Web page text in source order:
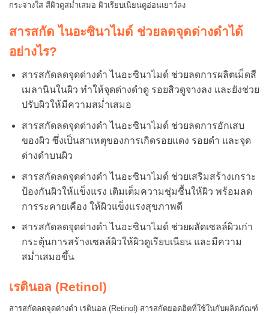
กระจ่างใส สีผิวดูสม่ำเสมอ ผิวเรียบเนียนดูอ่อนเยาว์ลง
สารสกัด ไนอะซินาไมด์ ช่วยลดจุดด่างดำได้
อย่างไร?
สารสกัดลดจุดด่างดำ ไนอะซินาไมด์ ช่วยลดการผลิตเม็ดสี
เมลานินในผิว ทำให้จุดด่างดำดู รอยสิวดูจางลง และยังช่วย
ปรับผิวให้มีความสม่ำเสมอ
สารสกัดลดจุดด่างดำ ไนอะซินาไมด์ ช่วยลดการอักเสบ
ของผิว ซึ่งเป็นสาเหตุของการเกิดรอยแดง รอยดำ และจุด
ด่างดำบนผิว
สารสกัดลดจุดด่างดำ ไนอะซินาไมด์ ช่วยเสริมสร้างเกราะ
ป้องกันผิวให้แข็งแรง เติมเต็มความชุ่มชื้นให้ผิว พร้อมลด
การระคายเคือง ให้ผิวแข็งแรงสุขภาพดี
สารสกัดลดจุดด่างดำ ไนอะซินาไมด์ ช่วยผลัดเซลล์ผิวเก่า
กระตุ้นการสร้างเซลล์ผิวให้ผิวดูเรียบเนียน และมีความ
สม่ำเสมอขึ้น
เรตินอล (Retinol)
สารสกัดลดจุดด่างดำ เรตินอล (Retinol) สารสกัดยอดฮิตที่ใช้ในกับผลิตภัณฑ์